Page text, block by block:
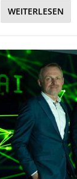
WEITERLESEN